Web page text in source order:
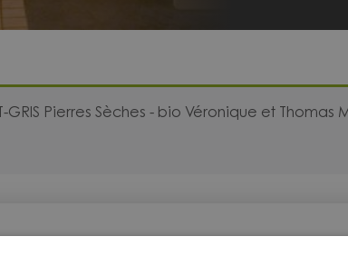
GRIS Pierres Sèches - bio Véronique et